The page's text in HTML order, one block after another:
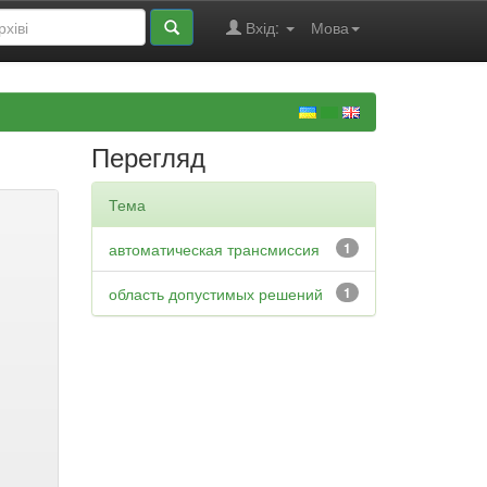
Мова
Вхід:
Перегляд
Тема
1
автоматическая трансмиссия
1
область допустимых решений